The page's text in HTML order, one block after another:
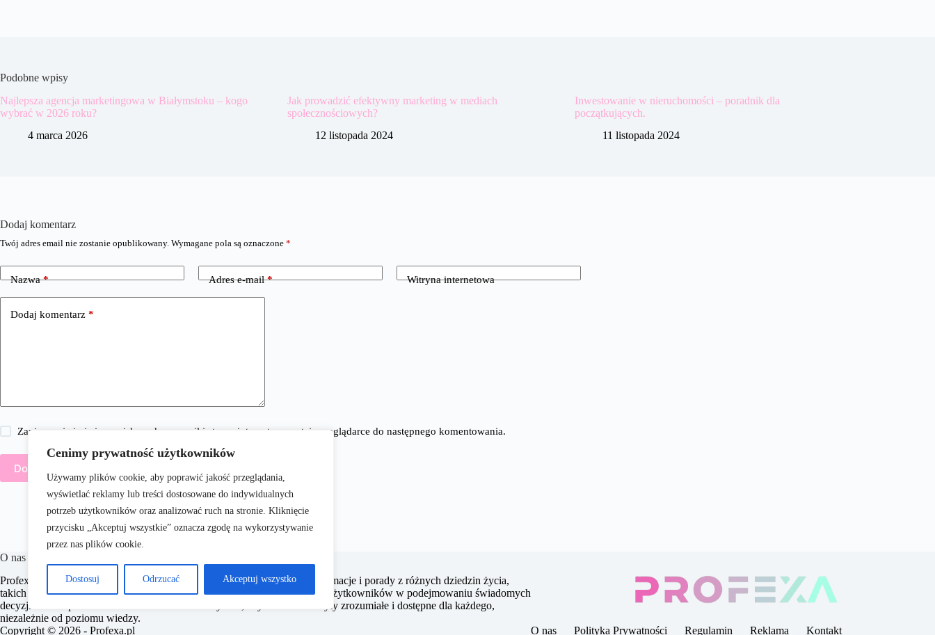
Cenimy prywatność użytkowników
Używamy plików cookie, aby poprawić jakość przeglądania,
wyświetlać reklamy lub treści dostosowane do indywidualnych
potrzeb użytkowników oraz analizować ruch na stronie. Kliknięcie
przycisku „Akceptuj wszystkie” oznacza zgodę na wykorzystywanie
przez nas plików cookie.
Dostosuj Odrzucać Akceptuj wszystko
Podobne wpisy
Najlepsza agencja marketingowa w Białymstoku – kogo
wybrać w 2026 roku?
4 marca 2026
Jak prowadzić efektywny marketing w mediach
społecznościowych?
12 listopada 2024
Inwestowanie w nieruchomości – poradnik dla
początkujących.
11 listopada 2024
Dodaj komentarz
Twój adres email nie zostanie opublikowany. Wymagane pola są oznaczone *
Nazwa* Adres e-mail* Witryna internetowa
Dodaj komentarz *
Zapisz moje imię i nazwisko, adres e-mail i stronę internetową w tej przeglądarce do następnego komentowania.
Dodaj komentarz
O nas
Profexa.pl to portal internetowy, który dostarcza czytelnikom aktualne informacje i porady z różnych dziedzin życia,
takich jak zdrowie, styl życia, dom i ogród. Naszym celem jest wspieranie użytkowników w podejmowaniu świadomych
decyzji oraz inspirowanie ich do działania. Dbamy o to, aby nasze treści były zrozumiałe i dostępne dla każdego,
niezależnie od poziomu wiedzy.
Copyright © 2026 - Profexa.pl
O nas Polityka Prywatności Regulamin Reklama Kontakt